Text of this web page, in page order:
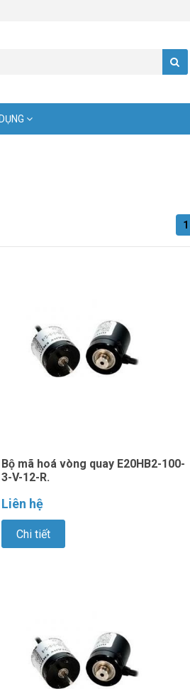
1
Bộ mã hoá vòng quay E20HB2-100-
3-V-12-R.
Liên hệ
Chi tiết